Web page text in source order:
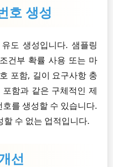
호 생성
도 생성입니다. 샘플링
건부 확률 사용 또는 마
포함, 길이 요구사항 충
함과 같은 구체적인 제
를 생성할 수 있습니다.
할 수 없는 업적입니다.
선